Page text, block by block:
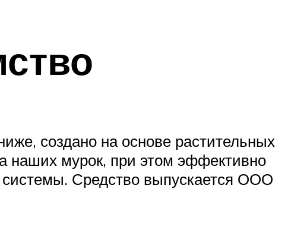
создано на основе растительных
наших мурок, при этом эффективно
Средство выпускается ООО